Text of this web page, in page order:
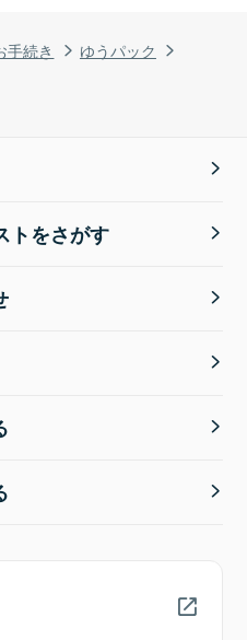
手続き
ゆうパック
トをさがす